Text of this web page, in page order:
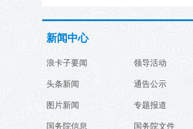
新闻中心
浪卡子要闻
头条新闻
图片新闻
国务院信息
领导活动
通告公示
专题报道
国务院文件